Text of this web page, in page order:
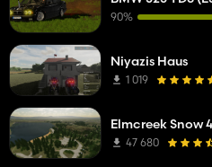
90%
Niyazis Haus
1 019
Elmcreek Snow
47 680